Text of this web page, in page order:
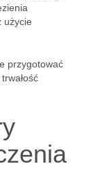
użycie
przygotować